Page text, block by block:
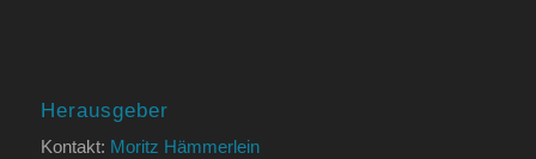
Herausgeber
Kontakt: Moritz Hämmerlein